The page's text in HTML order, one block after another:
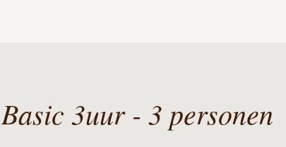
Basic 3uur - 3 personen